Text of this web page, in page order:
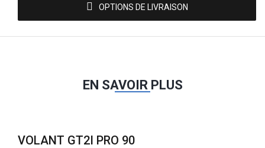
OPTIONS DE LIVRAISON
EN SAVOIR PLUS
VOLANT GT2I PRO 90